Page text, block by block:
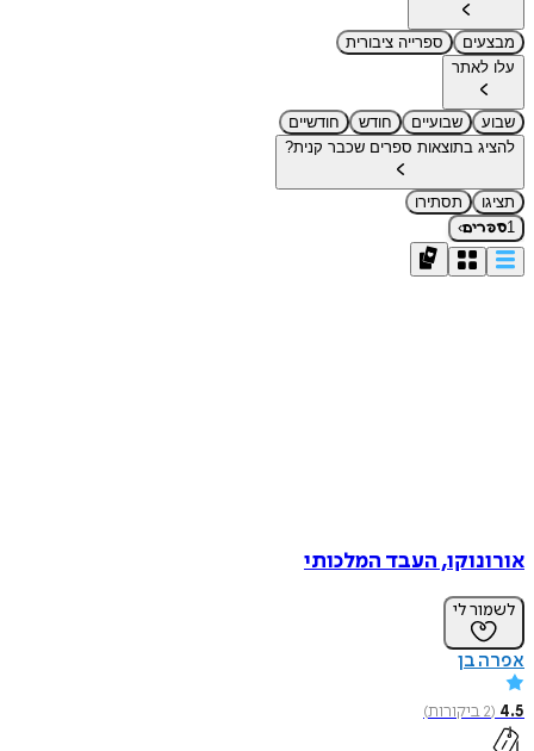
מבצעים
ספרייה ציבורית
עלו לאתר
שבוע שבועיים חודש
חודשיים
להציג בתוצאות ספרים שכבר קנית?
תציגו
תסתירו
1ספרים›
אורונוקו, העבד המלכותי
לשמור לי
אפרה בן
4.5
(
2ביקורות)